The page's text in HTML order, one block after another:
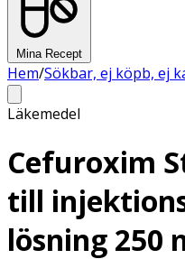
Mina Recept
Hem/Sökbar, ej köpb, ej
Läkemedel
Cefuroxim
till
lösning 250